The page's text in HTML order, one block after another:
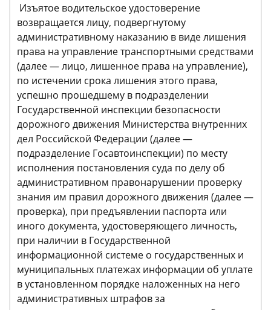
Изъятое водительское удостоверение
возвращается лицу, подвергнутому
административному наказанию в виде лишения
права на управление транспортными средствами
(далее — лицо, лишенное права на управление),
по истечении срока лишения этого права,
успешно прошедшему в подразделении
Государственной инспекции безопасности
дорожного движения Министерства внутренних
дел Российской Федерации (далее —
подразделение Госавтоинспекции) по месту
исполнения постановления суда по делу об
административном правонарушении проверку
знания им правил дорожного движения (далее —
проверка), при предъявлении паспорта или
иного документа, удостоверяющего личность,
при наличии в Государственной
информационной системе о государственных и
муниципальных платежах информации об уплате
в установленном порядке наложенных на него
административных штрафов за